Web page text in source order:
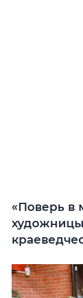
«Поверь в